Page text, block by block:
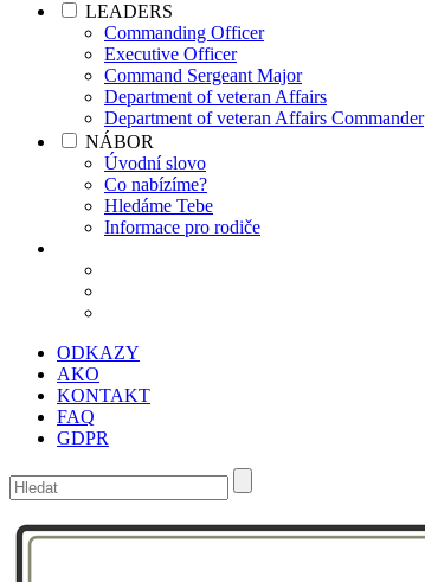
LEADERS
Commanding Officer
Executive Officer
Command Sergeant Major
Department of veteran Affairs
Department of veteran Affairs Commander
NÁBOR
Úvodní slovo
Co nabízíme?
Hledáme Tebe
Informace pro rodiče
ODKAZY
AKO
KONTAKT
FAQ
GDPR